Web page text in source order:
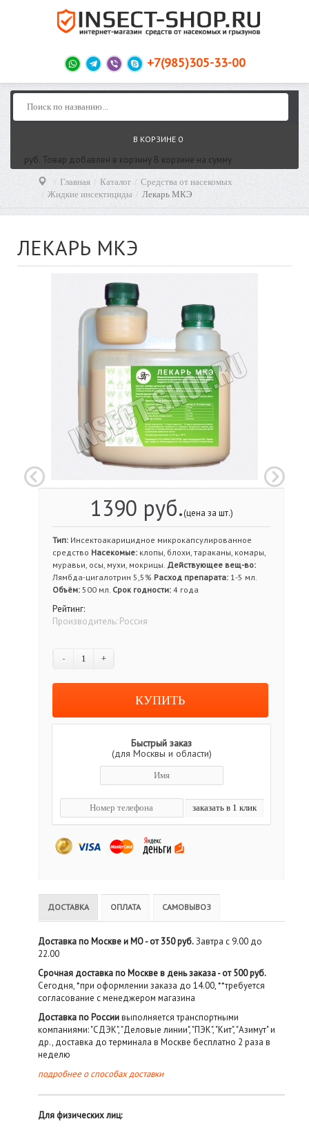
+7(985)305-33-00
В КОРЗИНЕ 0
руб. Товар добавлен в корзину В корзине на сумму
Главная Каталог
Средства от насекомых
Жидкие инсектициды
Лекарь МКЭ
ЛЕКАРЬ МКЭ
1390 руб.(цена за шт.)
Тип: Инсектоакарицидное микрокапсулированное
средство Насекомые: клопы, блохи, тараканы, комары,
муравьи, осы, мухи, мокрицы. Действующее вещ-во:
Лямбда-цигалотрин 5,5% Расход препарата: 1-5 мл.
Объём: 500 мл. Срок годности: 4 года
Рейтинг:
Производитель: Россия
- +
Быстрый заказ
(для Москвы и области)
ДОСТАВКА ОПЛАТА САМОВЫВОЗ
Доставка по Москве и МО - от 350 руб.Завтра с 9.00 до
22.00
Срочная доставка по Москве в день заказа - от 500 руб.
Сегодня, *при оформлении заказа до 14.00, **требуется
согласование с менеджером магазина
Доставка по Россиивыполняется транспортными
компаниями: "СДЭК", "Деловые линии", "ПЭК", "Кит", "Азимут" и
др., доставка до терминала в Москве бесплатно 2 раза в
неделю
подробнее о способах доставки
Для физических лиц: